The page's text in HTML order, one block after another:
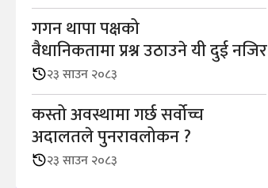
गगन थापा पक्षको
वैधानिकतामा प्रश्न उठाउने यी दुई नजिर
२३ साउन २०८३
कस्तो अवस्थामा गर्छ सर्वोच्च
अदालतले पुनरावलोकन ?
२३ साउन २०८३